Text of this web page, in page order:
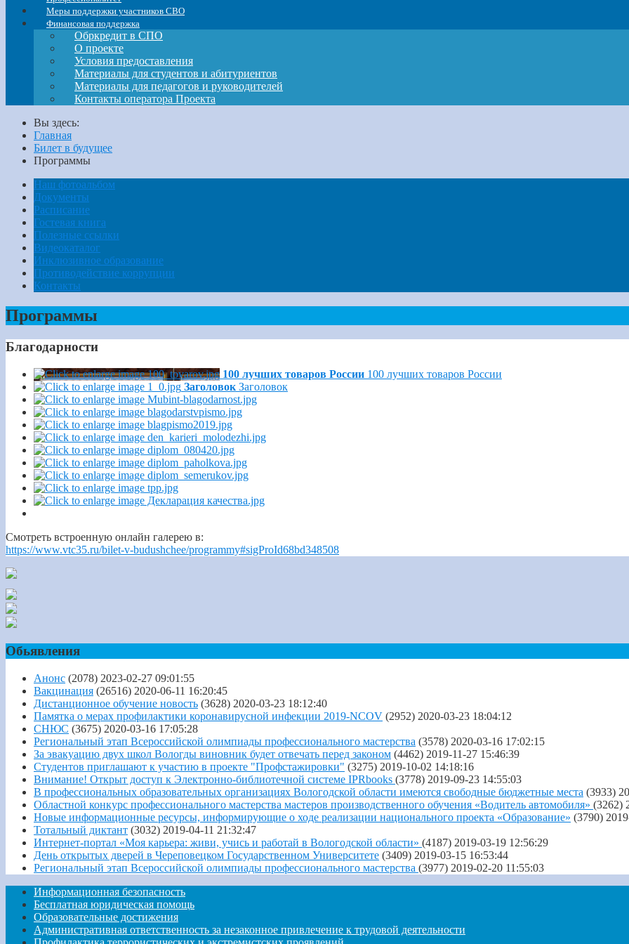
Меры поддержки участников СВО
Финансовая поддержка
Обркредит в СПО
О проекте
Условия предоставления
Материалы для студентов и абитуриентов
Материалы для педагогов и руководителей
Контакты оператора Проекта
Вы здесь:
Главная
Билет в будущее
Программы
Наш фотоальбом
Документы
Расписание
Гостевая книга
Полезные ссылки
Видеокаталог
Инклюзивное образование
Противодействие коррупции
Контакты
Программы
Благодарности
100 лучших товаров России 100 лучших товаров России
Заголовок Заголовок
Смотреть встроенную онлайн галерею в:
https://www.vtc35.ru/bilet-v-budushchee/programmy#sigProId68bd348508
Обьявления
Анонс (2078) 2023-02-27 09:01:55
Вакцинация (26516) 2020-06-11 16:20:45
Дистанционное обучение новость (3628) 2020-03-23 18:12:40
Памятка о мерах профилактики коронавирусной инфекции 2019-NCOV (2952) 2020-03-23 18:04:12
СНЮС (3675) 2020-03-16 17:05:28
Региональный этап Всероссийской олимпиады профессионального мастерства (3578) 2020-03-16 17:02:15
За эвакуацию двух школ Вологды виновник будет отвечать перед законом (4462) 2019-11-27 15:46:39
Студентов приглашают к участию в проекте "Профстажировки" (3275) 2019-10-02 14:18:16
Внимание! Открыт доступ к Электронно-библиотечной системе IPRbooks (3778) 2019-09-23 14:55:03
В профессиональных образовательных организациях Вологодской области имеются свободные бюджетные места (3933)
Областной конкурс профессионального мастерства мастеров производственного обучения «Водитель автомобиля» (3262)
Новые информационные ресурсы, информирующие о ходе реализации национального проекта «Образование» (3790)
Тотальный диктант (3032) 2019-04-11 21:32:47
Интернет-портал «Моя карьера: живи, учись и работай в Вологодской области» (4187) 2019-03-19 12:56:29
День открытых дверей в Череповецком Государственном Университете (3409) 2019-03-15 16:53:44
Региональный этап Всероссийской олимпиады профессионального мастерства (3977) 2019-02-20 11:55:03
Информационная безопасность
Бесплатная юридическая помощь
Образовательные достижения
Административная ответственность за незаконное привлечение к трудовой деятельности